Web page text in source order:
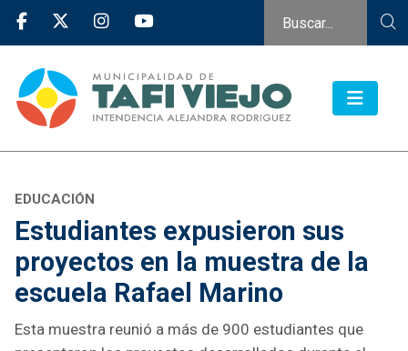
EDUCACIÓN
Estudiantes expusieron sus
proyectos en la muestra de la
escuela Rafael Marino
Esta muestra reunió a más de 900 estudiantes que